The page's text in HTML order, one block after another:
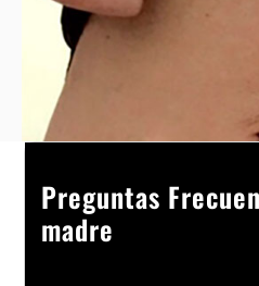
VER TODOS LOS
Preguntas
madre